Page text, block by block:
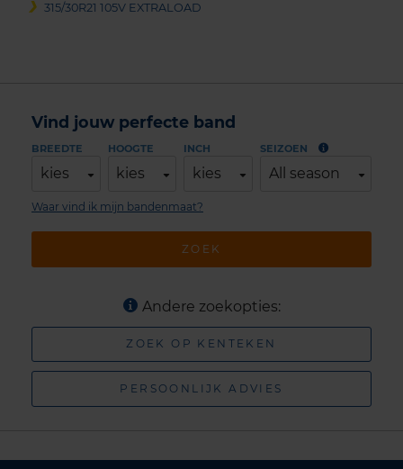
315/30R21 105V EXTRALOAD
Vind jouw perfecte band
BREEDTE
kies
HOOGTE
kies
INCH
kies
SEIZOEN
All season
ZOEK
Waar vind ik mijn bandenmaat?
Andere zoekopties:
ZOEK OP KENTEKEN
PERSOONLIJK ADVIES